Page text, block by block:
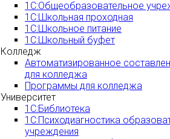
1С:Общеобразовательное
1С:Школьная проходная
1С:Школьное питание
1С:Школьный буфет
Колледж
Автоматизированное
для колледжа
Программы для колледжа
Университет
1С:Библиотека
1С:Психодиагностика
учреждения